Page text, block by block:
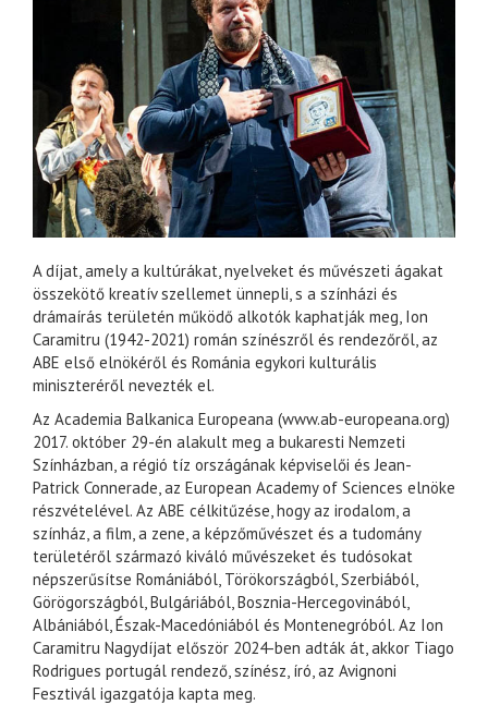
A díjat, amely a kultúrákat, nyelveket és művészeti ágakat
összekötő kreatív szellemet ünnepli, s a színházi és
drámaírás területén működő alkotók kaphatják meg, Ion
Caramitru (1942-2021) román színészről és rendezőről, az
ABE első elnökéről és Románia egykori kulturális
miniszteréről nevezték el.
Az Academia Balkanica Europeana (www.ab-europeana.org)
2017. október 29-én alakult meg a bukaresti Nemzeti
Színházban, a régió tíz országának képviselői és Jean-
Patrick Connerade, az European Academy of Sciences elnöke
részvételével. Az ABE célkitűzése, hogy az irodalom, a
színház, a film, a zene, a képzőművészet és a tudomány
területéről származó kiváló művészeket és tudósokat
népszerűsítse Romániából, Törökországból, Szerbiából,
Görögországból, Bulgáriából, Bosznia-Hercegovinából,
Albániából, Észak-Macedóniából és Montenegróból. Az Ion
Caramitru Nagydíjat először 2024-ben adták át, akkor Tiago
Rodrigues portugál rendező, színész, író, az Avignoni
Fesztivál igazgatója kapta meg.